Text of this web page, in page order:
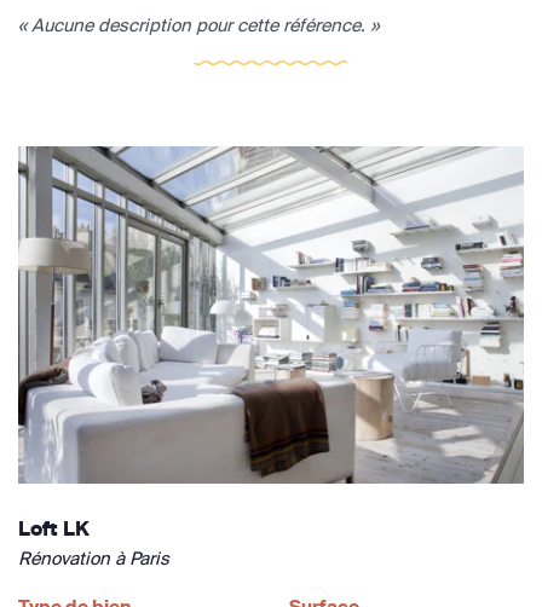
« Aucune description pour cette référence. »
Loft LK
Rénovation à Paris